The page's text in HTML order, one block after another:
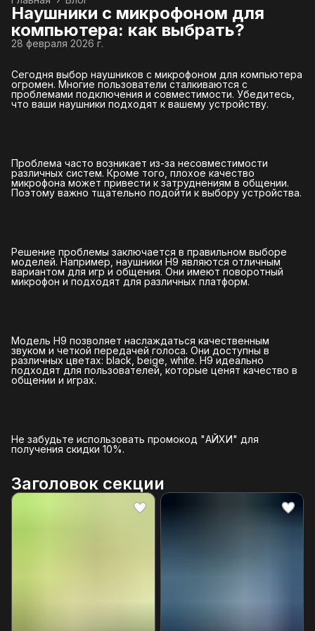
Наушники с микрофоном для
компьютера: как выбрать?
28 февраля 2026 г.
Сегодня выбор наушников с микрофоном для компьютера
огромен. Многие пользователи сталкиваются с
проблемами подключения и совместимости. Убедитесь,
что ваши наушники подходят к вашему устройству.
Проблема часто возникает из-за несовместимости
различных систем. Кроме того, плохое качество
микрофона может привести к затруднениям в общении.
Поэтому важно тщательно подойти к выбору устройства.
Решение проблемы заключается в правильном выборе
моделей. Например, наушники H9 являются отличным
вариантом для игр и общения. Они имеют поворотный
микрофон и подходят для различных платформ.
Модель H9 позволяет наслаждаться качественным
звуком и четкой передачей голоса. Они доступны в
различных цветах: black, beige, white. H9 идеально
подходят для пользователей, которые ценят качество в
общении и играх.
Не забудьте использовать промокод "АЙХИ" для
получения скидки 10%.
Заголовок секции